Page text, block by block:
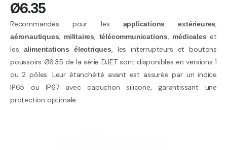
Ø6.35
Recommandés pour les applications extérieures,
aéronautiques, militaires, télécommunications, médicales et
les alimentations électriques, les interrupteurs et boutons
poussoirs Ø6.35 de la série DJET sont disponibles en versions 1
ou 2 pôles. Leur étanchéité avant est assurée par un indice
IP65 ou IP67 avec capuchon silicone, garantissant une
protection optimale.